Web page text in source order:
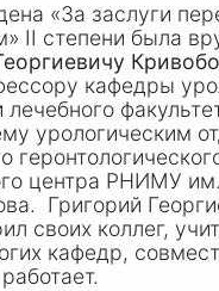
«За заслуги
II степени была
кафедры
лечебного
урологическим
центра РНИМУ им.
. Григорий
своих коллег,
кафедр,